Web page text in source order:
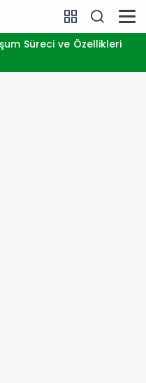
Süreci ve Özellikleri